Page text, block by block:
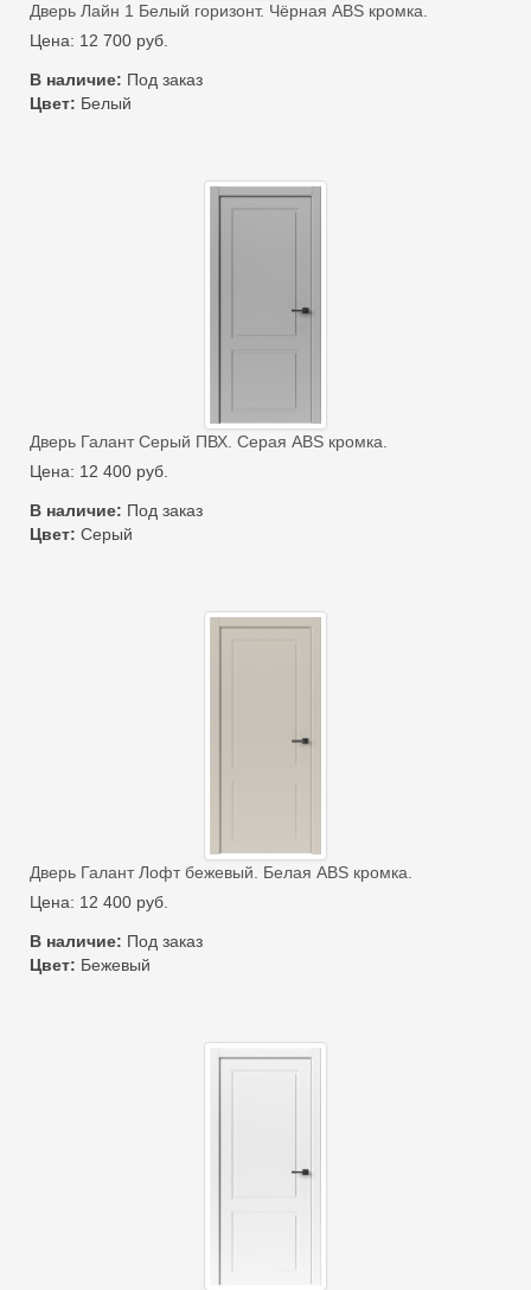
Дверь Лайн 1 Белый горизонт. Чёрная ABS кромка.
Цена: 12 700 руб.
В наличие: Под заказ
Цвет: Белый
Дверь Галант Серый ПВХ. Серая ABS кромка.
Цена: 12 400 руб.
В наличие: Под заказ
Цвет: Серый
Дверь Галант Лофт бежевый. Белая ABS кромка.
Цена: 12 400 руб.
В наличие: Под заказ
Цвет: Бежевый